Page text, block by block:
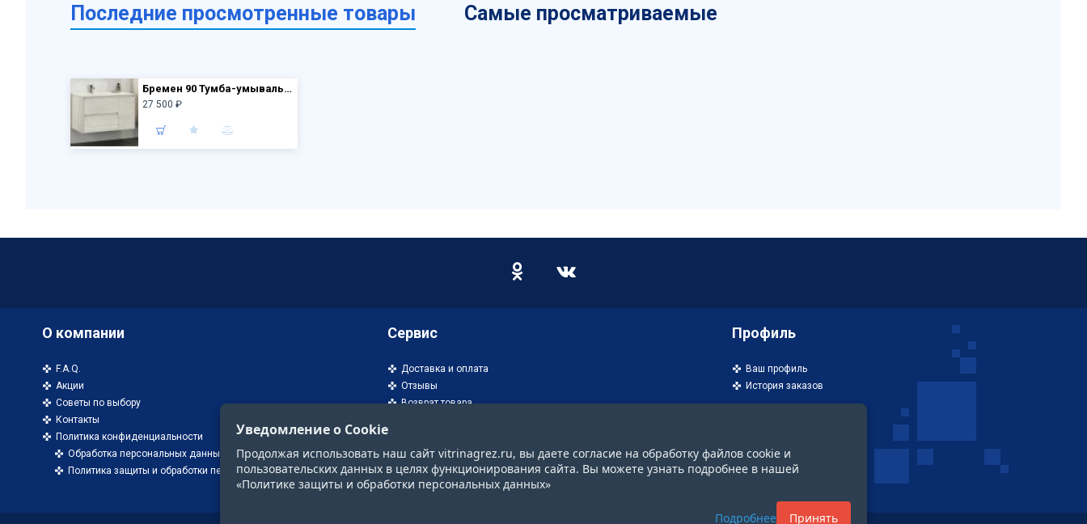
Последние просмотренные товары Самые просматриваемые
Бремен 90 Тумба-умывальник дуб белый 555х910х465 с раковиной Comforty 9090EL
27 500 ₽
О компании
F.A.Q.
Акции
Советы по выбору
Контакты
Политика конфиденциальности
Обработка персональных данных
Политика защиты и обработки персональных данных
Сервис
Доставка и оплата
Отзывы
Возврат товара
Профиль
Ваш профиль
История заказов
Уведомление о Cookie
Продолжая использовать наш сайт vitrinagrez.ru, вы даете согласие на обработку файлов cookie и
пользовательских данных в целях функционирования сайта. Вы можете узнать подробнее в нашей
«Политике защиты и обработки персональных данных»
Подробнее Принять